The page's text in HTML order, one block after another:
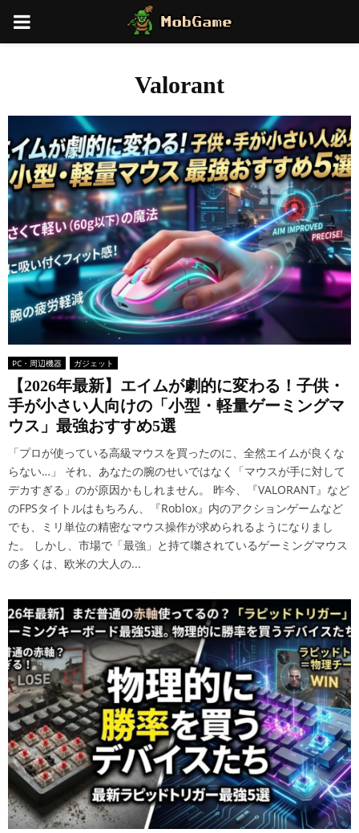
PRIMARY
Valorant
PC・周辺機器 ガジェット
【2026年最新】エイムが劇的に変わる！子供・
手が小さい人向けの「小型・軽量ゲーミングマ
ウス」最強おすすめ5選
「プロが使っている高級マウスを買ったのに、全然エイムが良くな
らない…」 それ、あなたの腕のせいではなく「マウスが手に対して
デカすぎる」のが原因かもしれません。 昨今、『VALORANT』など
のFPSタイトルはもちろん、『Roblox』内のアクションゲームなど
でも、ミリ単位の精密なマウス操作が求められるようになりまし
た。 しかし、市場で「最強」と持て囃されているゲーミングマウス
の多くは、欧米の大人の...